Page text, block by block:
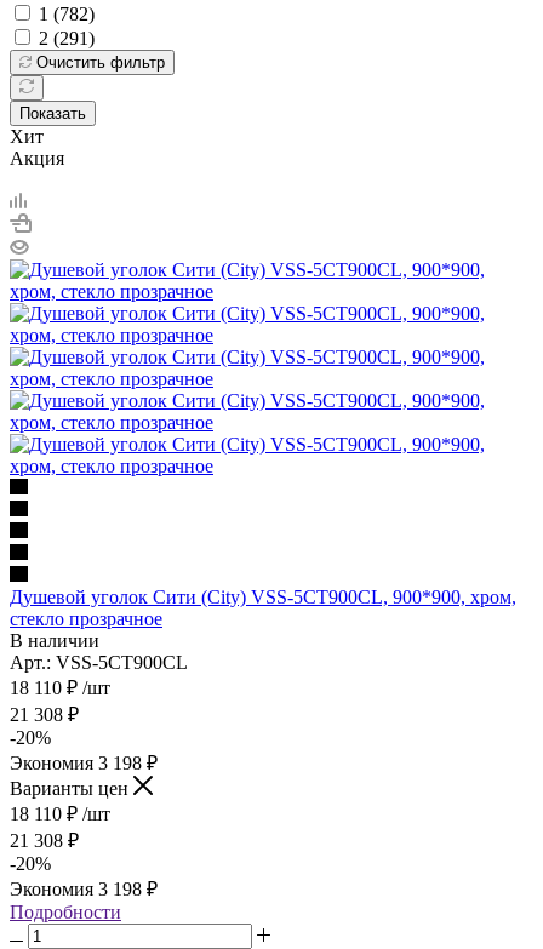
1 (782)
2 (291)
Очистить фильтр
Показать
Хит
Акция
Душевой уголок Сити (City) VSS-5CT900CL, 900*900, хром,
стекло прозрачное
В наличии
Арт.: VSS-5CT900CL
18 110 ₽ /шт
21 308 ₽
-20%
Экономия 3 198 ₽
Варианты цен
18 110 ₽ /шт
21 308 ₽
-20%
Экономия 3 198 ₽
Подробности